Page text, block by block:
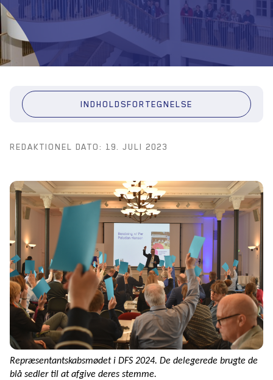
INDHOLDSFORTEGNELSE
REDAKTIONEL DATO: 19. JULI 2023
Repræsentantskabsmødet i DFS 2024. De delegerede brugte de
blå sedler til at afgive deres stemme.